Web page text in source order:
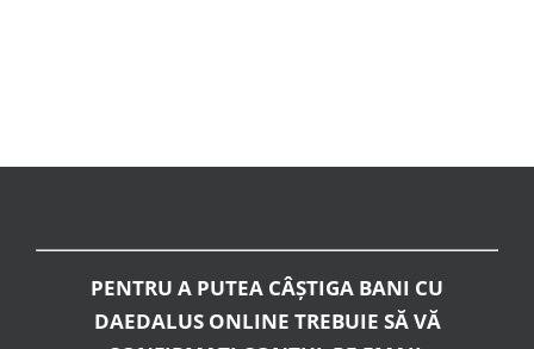
PENTRU A PUTEA CÂȘTIGA BANI CU
DAEDALUS ONLINE TREBUIE SĂ VĂ